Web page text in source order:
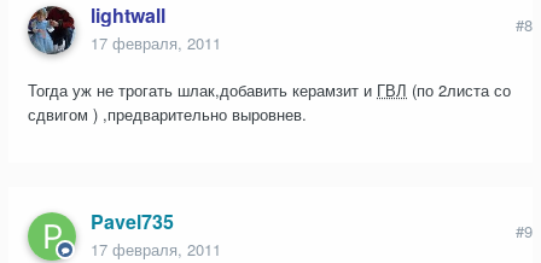
lightwall
17 февраля, 2011
#8
Тогда уж не трогать шлак,добавить керамзит и ГВЛ (по 2листа со
сдвигом ) ,предварительно выровнев.
Pavel735
17 февраля, 2011
#9